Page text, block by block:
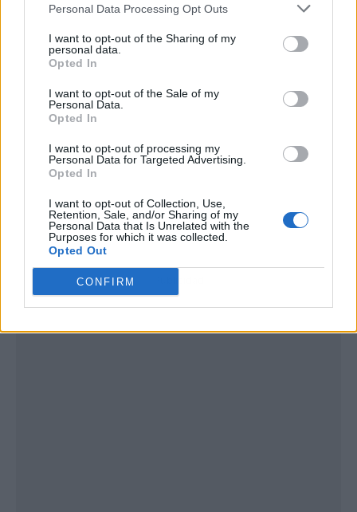
Personal Data Processing Opt Outs
I want to opt-out of the Sharing of my
personal data.
Opted In
I want to opt-out of the Sale of my
Personal Data.
Opted In
I want to opt-out of processing my
Personal Data for Targeted Advertising.
Opted In
I want to opt-out of Collection, Use,
Retention, Sale, and/or Sharing of my
Personal Data that Is Unrelated with the
Purposes for which it was collected.
Opted Out
CONFIRM